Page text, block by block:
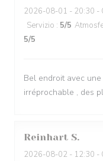
2026-08-01 - 20:30 -
Servizio : 5/5
5/5
Bel endroit avec
irréprochable , des
Reinhart S
2026-08-02 - 12:30 -